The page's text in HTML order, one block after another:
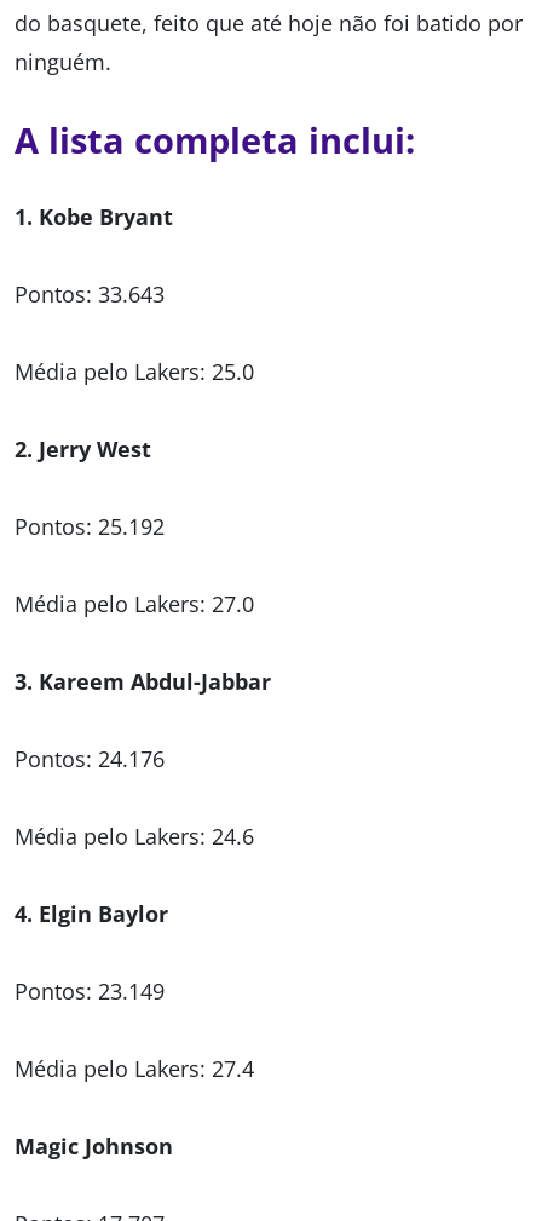
do basquete, feito que até hoje não foi batido por
ninguém.
A lista completa inclui:
1. Kobe Bryant
Pontos: 33.643
Média pelo Lakers: 25.0
2. Jerry West
Pontos: 25.192
Média pelo Lakers: 27.0
3. Kareem Abdul-Jabbar
Pontos: 24.176
Média pelo Lakers: 24.6
4. Elgin Baylor
Pontos: 23.149
Média pelo Lakers: 27.4
Magic Johnson